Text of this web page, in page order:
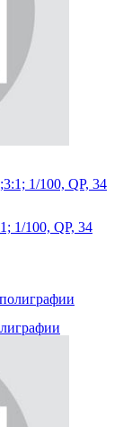
1/100, QP, 34